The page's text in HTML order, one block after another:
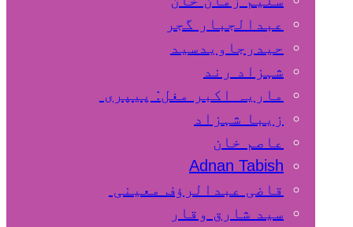
عبدالجبار گجر
حیدرجاویدسید
شہزاد رند
ماریہ اکبر مغل: پیپری
زیبا شہزاد
عاصم خان
Adnan Tabish
قاضی عبدالرؤف معینی
سید شارق وقار